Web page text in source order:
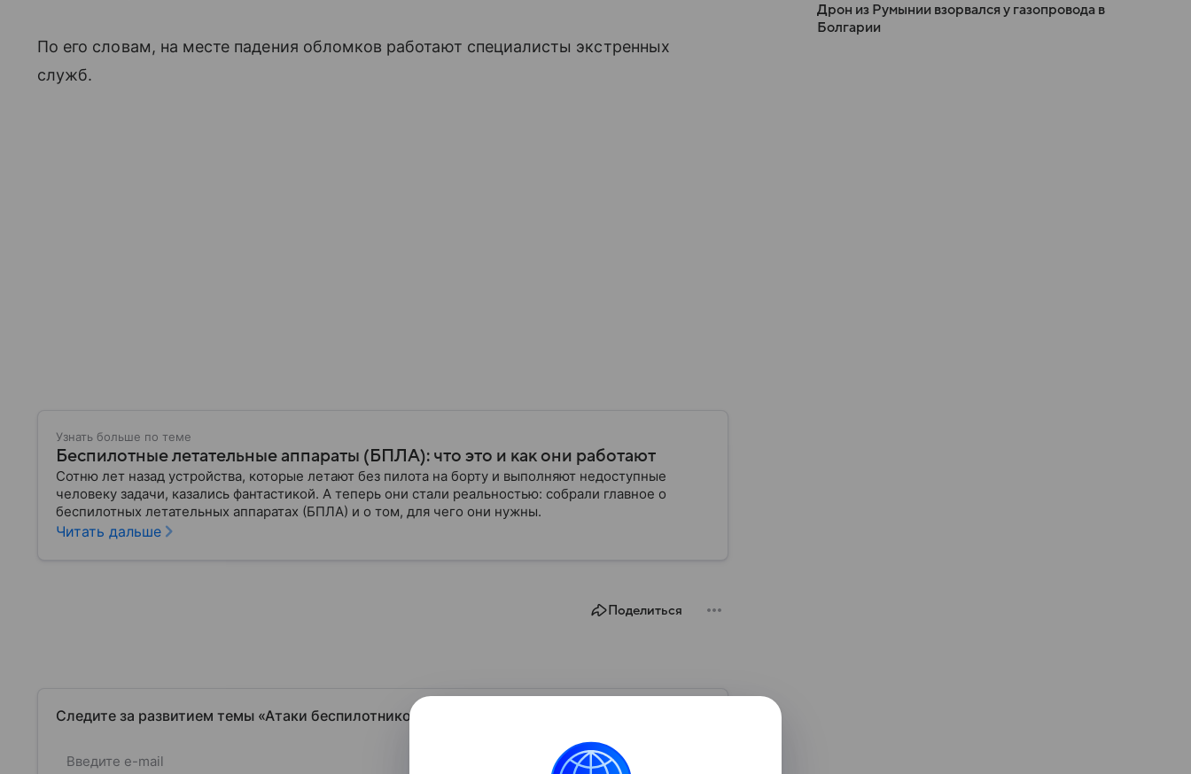
По его словам, на месте падения обломков работают специалисты экстренных
служб.
Узнать больше по теме
Беспилотные летательные аппараты (БПЛА): что это и как они работают
Сотню лет назад устройства, которые летают без пилота на борту и выполняют недоступные
человеку задачи, казались фантастикой. А теперь они стали реальностью: собрали главное о
беспилотных летательных аппаратах (БПЛА) и о том, для чего они нужны.
Читать дальше
Поделиться
Следите за развитием темы «Атаки беспилотников на Москву»
Подписаться
Дрон из Румынии взорвался у газопровода в
Болгарии